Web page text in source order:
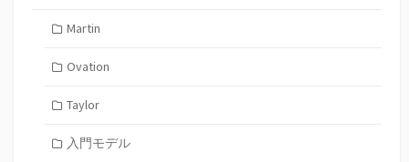
Martin
Ovation
Taylor
入門モデル